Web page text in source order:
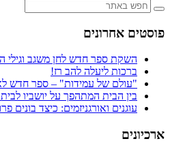
פוסטים אחרונים
השקת ספר חדש לחן משגב וגילי
ברכות ליעלה להב רז!
"עולם של עמידות" – ספר חדש
בין הבית המתהפך על יושביו
עוגנים ואורגניזמים: כיצד בונים
ארכיונים